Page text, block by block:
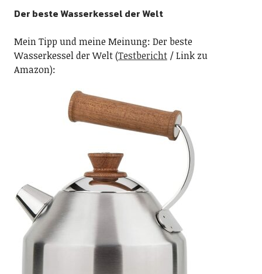
Der beste Wasserkessel der Welt
Mein Tipp und meine Meinung: Der beste
Wasserkessel der Welt (Testbericht/ Link zu
Amazon):